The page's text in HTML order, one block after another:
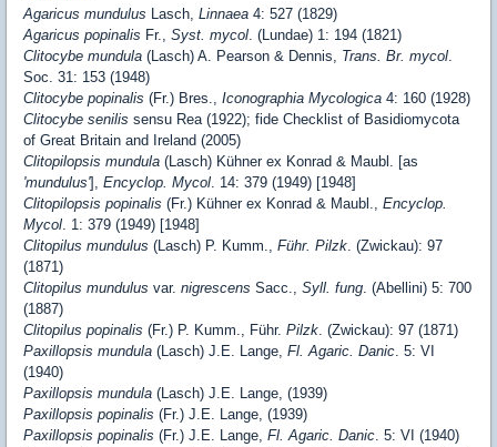
Agaricus mundulus Lasch, Linnaea 4: 527 (1829)
Agaricus popinalis Fr., Syst. mycol. (Lundae) 1: 194 (1821)
Clitocybe mundula (Lasch) A. Pearson & Dennis, Trans. Br. mycol.
Soc. 31: 153 (1948)
Clitocybe popinalis (Fr.) Bres., Iconographia Mycologica 4: 160 (1928)
Clitocybe senilis sensu Rea (1922); fide Checklist of Basidiomycota
of Great Britain and Ireland (2005)
Clitopilopsis mundula (Lasch) Kühner ex Konrad & Maubl. [as
'mundulus'], Encyclop. Mycol. 14: 379 (1949) [1948]
Clitopilopsis popinalis (Fr.) Kühner ex Konrad & Maubl., Encyclop.
Mycol. 1: 379 (1949) [1948]
Clitopilus mundulus (Lasch) P. Kumm., Führ. Pilzk. (Zwickau): 97
(1871)
Clitopilus mundulus var. nigrescens Sacc., Syll. fung. (Abellini) 5: 700
(1887)
Clitopilus popinalis (Fr.) P. Kumm., Führ. Pilzk. (Zwickau): 97 (1871)
Paxillopsis mundula (Lasch) J.E. Lange, Fl. Agaric. Danic. 5: VI
(1940)
Paxillopsis mundula (Lasch) J.E. Lange, (1939)
Paxillopsis popinalis (Fr.) J.E. Lange, (1939)
Paxillopsis popinalis (Fr.) J.E. Lange, Fl. Agaric. Danic. 5: VI (1940)